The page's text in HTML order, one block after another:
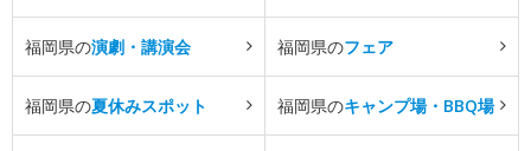
福岡県の演劇・講演会 福岡県のフェア
福岡県の夏休みスポット 福岡県のキャンプ場・BBQ場